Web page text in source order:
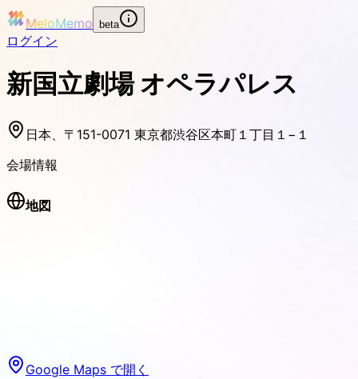
MeloMemo beta
ログイン
新国立劇場 オペラパレス
日本、〒151-0071 東京都渋谷区本町１丁目１−１
会場情報
地図
Google Maps で開く